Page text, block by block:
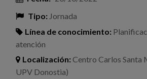
Formación
Eventos
Noticias
Tipo: Jornada
Línea de conocimiento:
atención
Localización:Centro Carlos Santa
UPV Donostia)